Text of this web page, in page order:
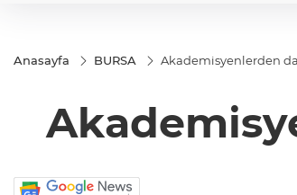
Anasayfa BURSA Akademisyenlerden